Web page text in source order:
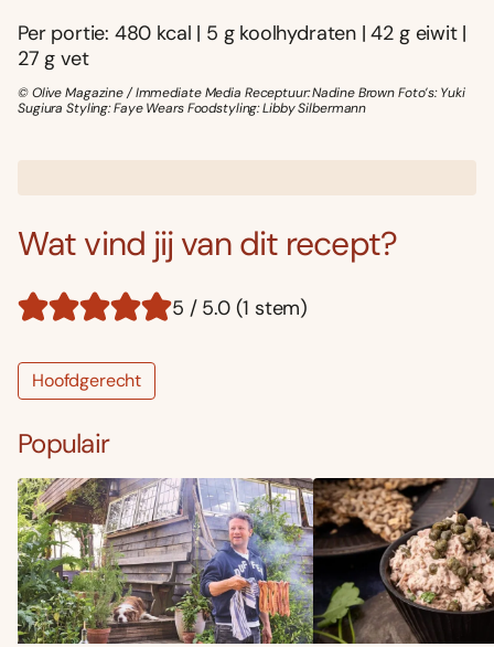
Per portie: 480 kcal | 5 g koolhydraten | 42 g eiwit |
27 g vet
© Olive Magazine / Immediate Media Receptuur: Nadine Brown Foto’s: Yuki
Sugiura Styling: Faye Wears Foodstyling: Libby Silbermann
Wat vind jij van dit recept?
5 / 5.0 (1 stem)
Hoofdgerecht
Populair